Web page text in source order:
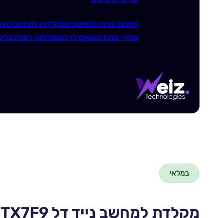
תחנות עגינה למחשביםמקלדות למחשבים
ממירי מתח ושנאים לרכבמצלמות רשת
במלאי
מקלדת למחשב נייד דל 0TX7F9